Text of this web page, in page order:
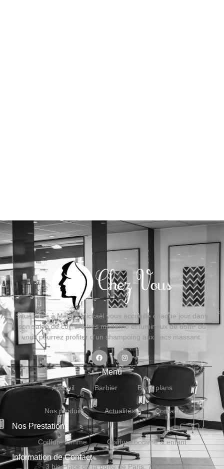
Situé juste à Melun, Mickaël vous accueille chaque jour dans
son salon de coiffure très moderne et lumineux de 65m² où
vous pourrez profiter d’un shampoing aux bacs massant.
Menu
Accueil Barbier Bons plans
Nos produits Actualités Contact
Nos Prestations
Coiffure femme Coiffure homme & enfant
Information de Contact
3 bis Place de la porte de Paris, 77000 Melun